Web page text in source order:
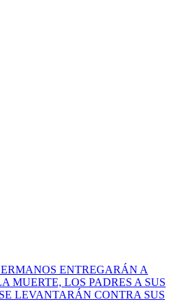
ENTREGARÁN A
MUERTE, LOS PADRES A SUS
LEVANTARÁN CONTRA SUS